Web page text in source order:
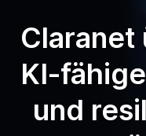
KI-
und